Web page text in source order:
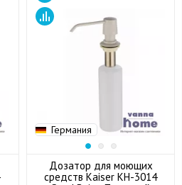
Германия
Дозатор для моющих
средств Kaiser KH-3014